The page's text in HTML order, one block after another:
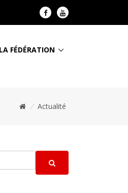
LA FÉDÉRATION
/ Actualité